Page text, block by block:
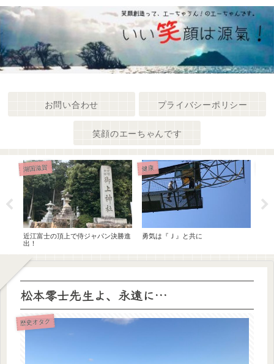
お問い合わせ プライバシーポリシー
笑顔のエーちゃんです
湖国滋賀
近江富士の頂上で侍ジャパン決勝進
出！
健康
勇気は『Ｊ』と共に
松本零士先生よ、永遠に…
歴史オタク